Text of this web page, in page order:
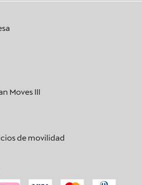
Moves III
de movilidad